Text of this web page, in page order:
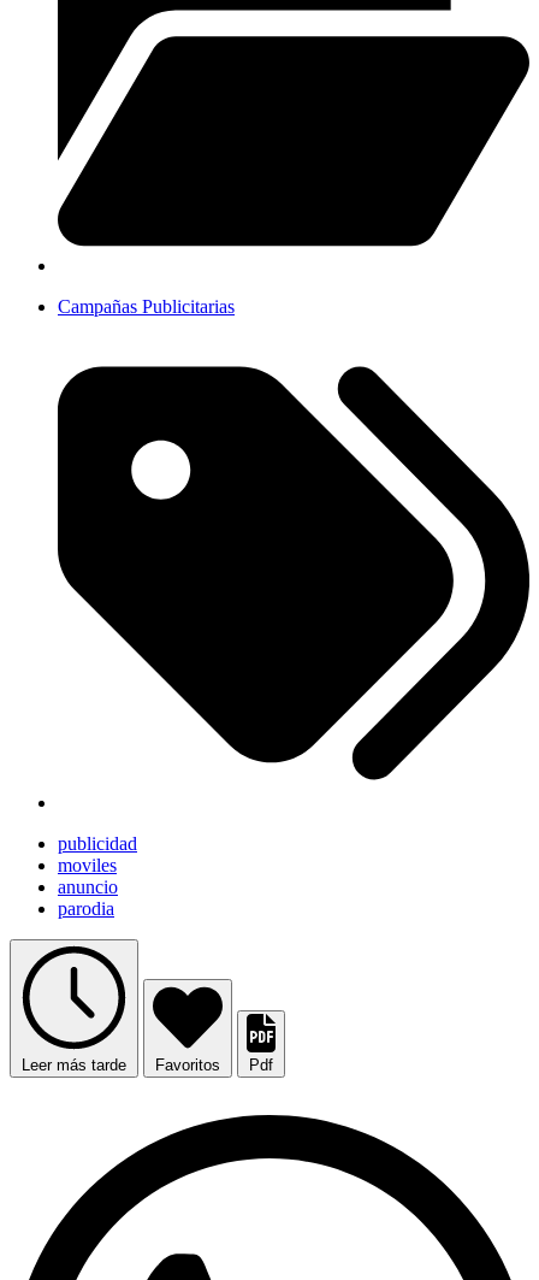
Campañas Publicitarias
publicidad
moviles
anuncio
parodia
Leer más tarde Favoritos Pdf